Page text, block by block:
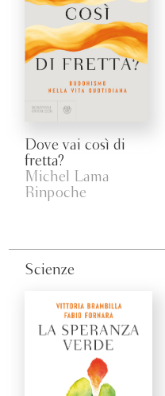
Dove vai così di
fretta?
Michel Lama
Rinpoche
Scienze